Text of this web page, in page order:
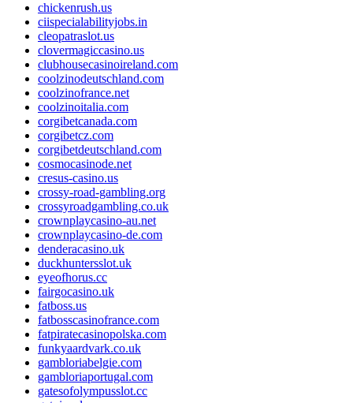
chickenrush.us
ciispecialabilityjobs.in
cleopatraslot.us
clovermagiccasino.us
clubhousecasinoireland.com
coolzinodeutschland.com
coolzinofrance.net
coolzinoitalia.com
corgibetcanada.com
corgibetcz.com
corgibetdeutschland.com
cosmocasinode.net
cresus-casino.us
crossy-road-gambling.org
crossyroadgambling.co.uk
crownplaycasino-au.net
crownplaycasino-de.com
denderacasino.uk
duckhuntersslot.uk
eyeofhorus.cc
fairgocasino.uk
fatboss.us
fatbosscasinofrance.com
fatpiratecasinopolska.com
funkyaardvark.co.uk
gambloriabelgie.com
gambloriaportugal.com
gatesofolympusslot.cc